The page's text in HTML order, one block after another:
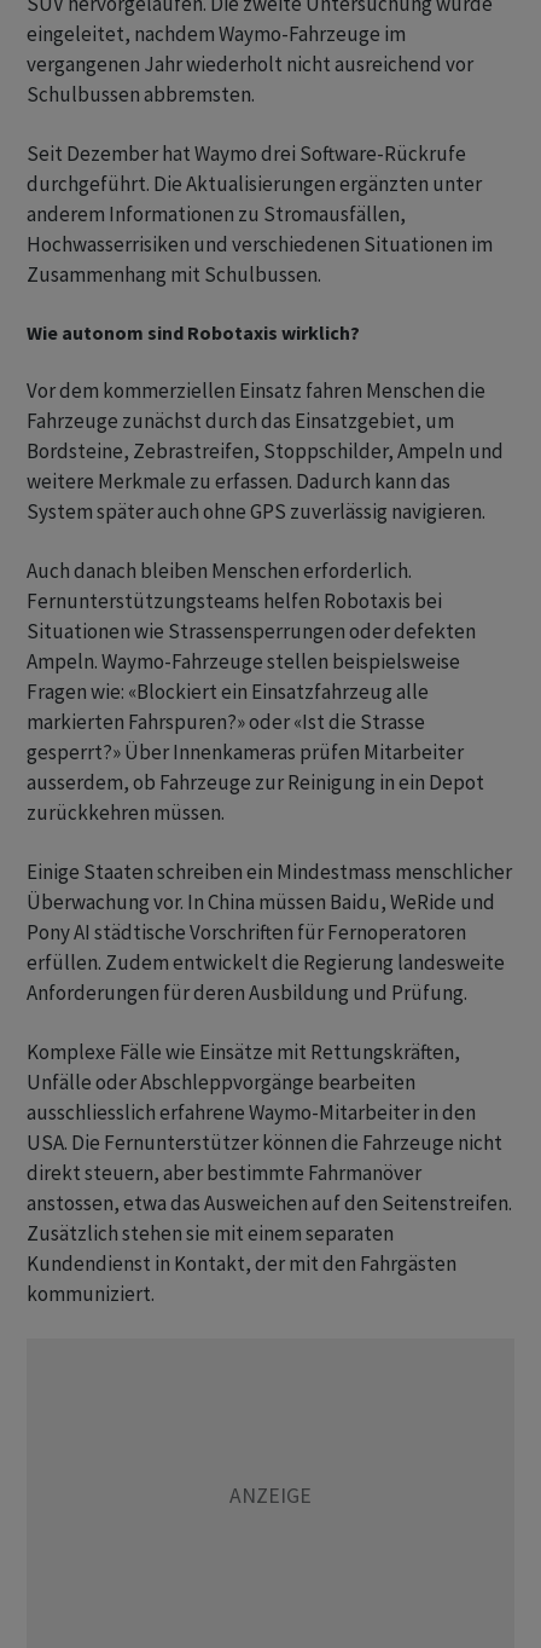
eingeleitet, nachdem Waymo-Fahrzeuge im
vergangenen Jahr wiederholt nicht ausreichend vor
Schulbussen abbremsten.
Seit Dezember hat Waymo drei Software-Rückrufe
durchgeführt. Die Aktualisierungen ergänzten unter
anderem Informationen zu Stromausfällen,
Hochwasserrisiken und verschiedenen Situationen im
Zusammenhang mit Schulbussen.
Wie autonom sind Robotaxis wirklich?
Vor dem kommerziellen Einsatz fahren Menschen die
Fahrzeuge zunächst durch das Einsatzgebiet, um
Bordsteine, Zebrastreifen, Stoppschilder, Ampeln und
weitere Merkmale zu erfassen. Dadurch kann das
System später auch ohne GPS zuverlässig navigieren.
Auch danach bleiben Menschen erforderlich.
Fernunterstützungsteams helfen Robotaxis bei
Situationen wie Strassensperrungen oder defekten
Ampeln. Waymo-Fahrzeuge stellen beispielsweise
Fragen wie: «Blockiert ein Einsatzfahrzeug alle
markierten Fahrspuren?» oder «Ist die Strasse
gesperrt?» Über Innenkameras prüfen Mitarbeiter
ausserdem, ob Fahrzeuge zur Reinigung in ein Depot
zurückkehren müssen.
Einige Staaten schreiben ein Mindestmass menschlicher
Überwachung vor. In China müssen Baidu, WeRide und
Pony AI städtische Vorschriften für Fernoperatoren
erfüllen. Zudem entwickelt die Regierung landesweite
Anforderungen für deren Ausbildung und Prüfung.
Komplexe Fälle wie Einsätze mit Rettungskräften,
Unfälle oder Abschleppvorgänge bearbeiten
ausschliesslich erfahrene Waymo-Mitarbeiter in den
USA. Die Fernunterstützer können die Fahrzeuge nicht
direkt steuern, aber bestimmte Fahrmanöver
anstossen, etwa das Ausweichen auf den Seitenstreifen.
Zusätzlich stehen sie mit einem separaten
Kundendienst in Kontakt, der mit den Fahrgästen
kommuniziert.